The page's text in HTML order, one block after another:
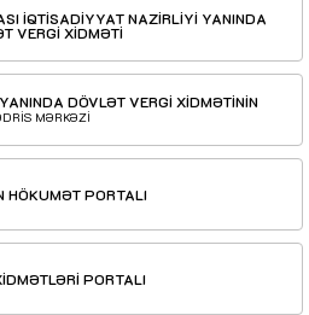
İQTİSADİYYAT NAZİRLİYİ YANINDA
VERGİ XİDMƏTİ
DÖVLƏT VERGİ XİDMƏTİNİN
MƏRKƏZİ
HÖKUMƏT PORTALI
PORTALI